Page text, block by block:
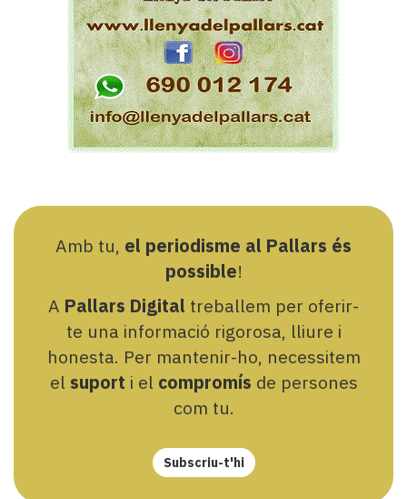
Amb tu, el periodisme al Pallars és
possible!
A Pallars Digital treballem per oferir-
te una informació rigorosa, lliure i
honesta. Per mantenir-ho, necessitem
el suport i el compromís de persones
com tu.
Subscriu-t'hi